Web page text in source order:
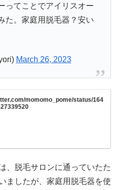
ってことでアイリスオー
た。家庭用脱毛器？安い
March 26, 2023
momomo_pome/status/164
、脱毛サロンに通っていたた
ましたが、家庭用脱毛器を使